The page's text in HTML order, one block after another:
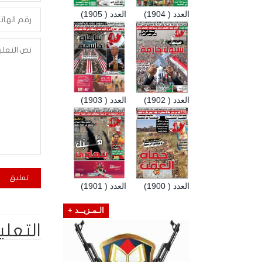
العدد ( 1905) العدد ( 1904)
العدد ( 1903) العدد ( 1902)
العدد ( 1901) العدد ( 1900)
الـمـزيــد +